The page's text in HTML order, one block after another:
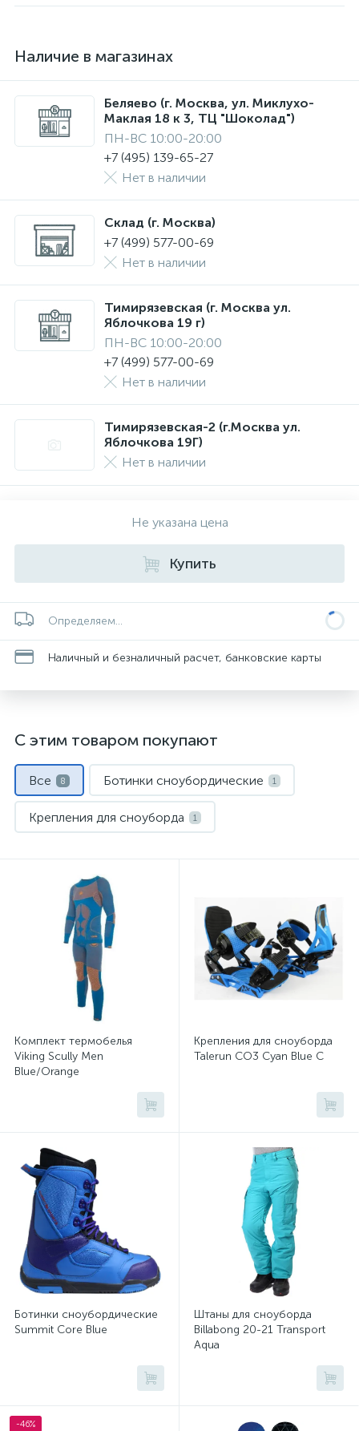
Наличие в магазинах
Беляево (г. Москва, ул. Миклухо-
Маклая 18 к 3, ТЦ "Шоколад")
ПН-ВС 10:00-20:00
+7 (495) 139-65-27
Нет в наличии
Склад (г. Москва)
+7 (499) 577-00-69
Нет в наличии
Тимирязевская (г. Москва ул.
Яблочкова 19 г)
ПН-ВС 10:00-20:00
+7 (499) 577-00-69
Нет в наличии
Тимирязевская-2 (г.Москва ул.
Яблочкова 19Г)
Нет в наличии
Не указана цена
Купить
Определяем...
Наличный и безналичный расчет, банковские карты
С этим товаром покупают
Все 8 Ботинки сноубордические 1
Крепления для сноуборда 1
Сноуборды
Штаны для сноуборда
Комплект термобелья
Viking Scully Men
Blue/Orange
Крепления для сноуборда
Talerun CO3 Cyan Blue C
Ботинки сноубордические
Summit Core Blue
Штаны для сноуборда
Billabong 20-21 Transport
Aqua
-46%